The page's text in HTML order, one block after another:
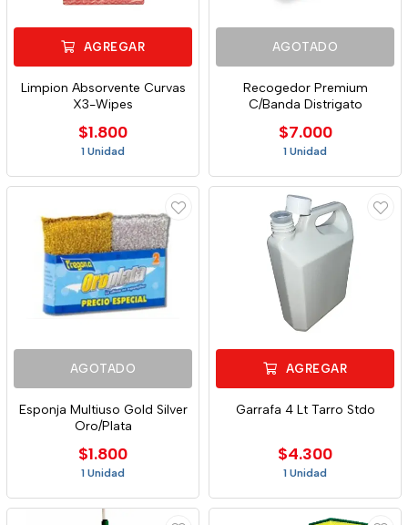
AGREGAR
Limpion Absorvente Curvas
X3-Wipes
$1.800
1 Unidad
AGOTADO
Recogedor Premium
C/Banda Distrigato
$7.000
1 Unidad
AGOTADO
Esponja Multiuso Gold Silver
Oro/Plata
$1.800
1 Unidad
AGREGAR
Garrafa 4 Lt Tarro Stdo
$4.300
1 Unidad